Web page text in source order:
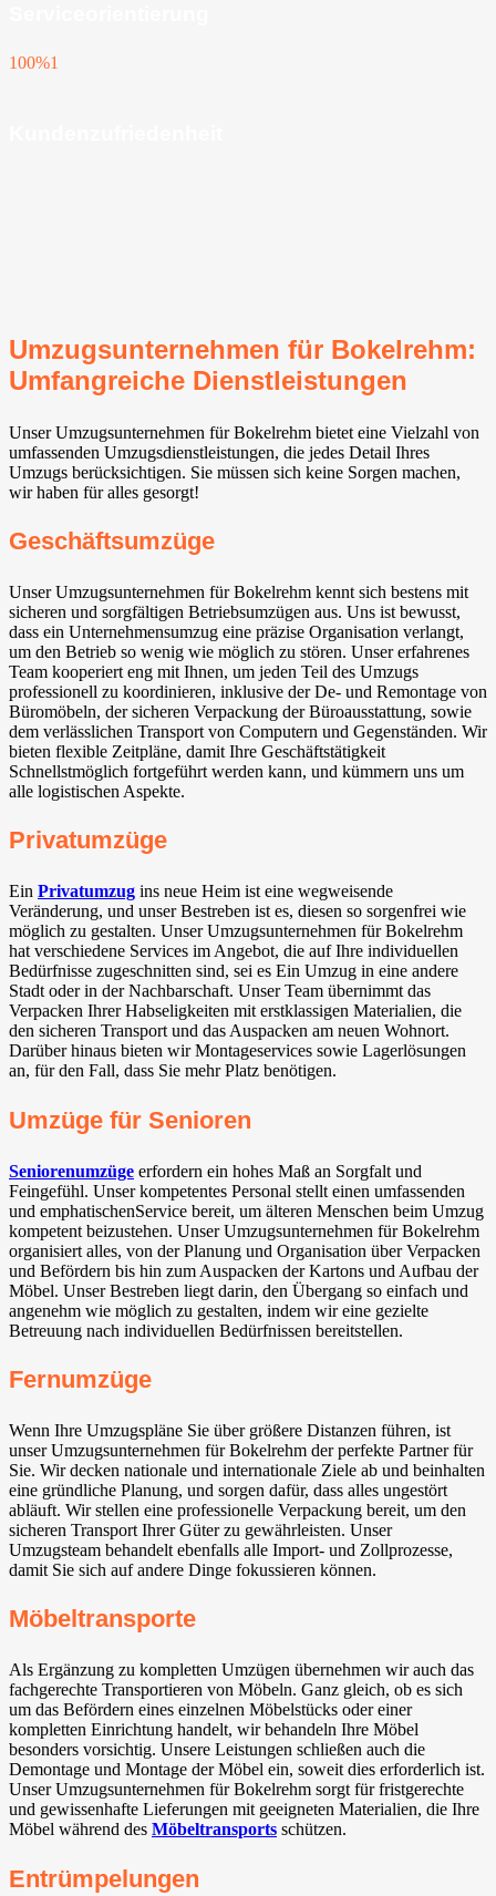
100%1
Umzugsunternehmen für Bokelrehm:
Umfangreiche Dienstleistungen
Unser Umzugsunternehmen für Bokelrehm bietet eine Vielzahl von
umfassenden Umzugsdienstleistungen, die jedes Detail Ihres
Umzugs berücksichtigen. Sie müssen sich keine Sorgen machen,
wir haben für alles gesorgt!
Geschäftsumzüge
Unser Umzugsunternehmen für Bokelrehm kennt sich bestens mit
sicheren und sorgfältigen Betriebsumzügen aus. Uns ist bewusst,
dass ein Unternehmensumzug eine präzise Organisation verlangt,
um den Betrieb so wenig wie möglich zu stören. Unser erfahrenes
Team kooperiert eng mit Ihnen, um jeden Teil des Umzugs
professionell zu koordinieren, inklusive der De- und Remontage von
Büromöbeln, der sicheren Verpackung der Büroausstattung, sowie
dem verlässlichen Transport von Computern und Gegenständen. Wir
bieten flexible Zeitpläne, damit Ihre Geschäftstätigkeit
Schnellstmöglich fortgeführt werden kann, und kümmern uns um
alle logistischen Aspekte.
Privatumzüge
Ein Privatumzug ins neue Heim ist eine wegweisende
Veränderung, und unser Bestreben ist es, diesen so sorgenfrei wie
möglich zu gestalten. Unser Umzugsunternehmen für Bokelrehm
hat verschiedene Services im Angebot, die auf Ihre individuellen
Bedürfnisse zugeschnitten sind, sei es Ein Umzug in eine andere
Stadt oder in der Nachbarschaft. Unser Team übernimmt das
Verpacken Ihrer Habseligkeiten mit erstklassigen Materialien, die
den sicheren Transport und das Auspacken am neuen Wohnort.
Darüber hinaus bieten wir Montageservices sowie Lagerlösungen
an, für den Fall, dass Sie mehr Platz benötigen.
Umzüge für Senioren
Seniorenumzüge erfordern ein hohes Maß an Sorgfalt und
Feingefühl. Unser kompetentes Personal stellt einen umfassenden
und emphatischenService bereit, um älteren Menschen beim Umzug
kompetent beizustehen. Unser Umzugsunternehmen für Bokelrehm
organisiert alles, von der Planung und Organisation über Verpacken
und Befördern bis hin zum Auspacken der Kartons und Aufbau der
Möbel. Unser Bestreben liegt darin, den Übergang so einfach und
angenehm wie möglich zu gestalten, indem wir eine gezielte
Betreuung nach individuellen Bedürfnissen bereitstellen.
Fernumzüge
Wenn Ihre Umzugspläne Sie über größere Distanzen führen, ist
unser Umzugsunternehmen für Bokelrehm der perfekte Partner für
Sie. Wir decken nationale und internationale Ziele ab und beinhalten
eine gründliche Planung, und sorgen dafür, dass alles ungestört
abläuft. Wir stellen eine professionelle Verpackung bereit, um den
sicheren Transport Ihrer Güter zu gewährleisten. Unser
Umzugsteam behandelt ebenfalls alle Import- und Zollprozesse,
damit Sie sich auf andere Dinge fokussieren können.
Möbeltransporte
Als Ergänzung zu kompletten Umzügen übernehmen wir auch das
fachgerechte Transportieren von Möbeln. Ganz gleich, ob es sich
um das Befördern eines einzelnen Möbelstücks oder einer
kompletten Einrichtung handelt, wir behandeln Ihre Möbel
besonders vorsichtig. Unsere Leistungen schließen auch die
Demontage und Montage der Möbel ein, soweit dies erforderlich ist.
Unser Umzugsunternehmen für Bokelrehm sorgt für fristgerechte
und gewissenhafte Lieferungen mit geeigneten Materialien, die Ihre
Möbel während des Möbeltransports schützen.
Entrümpelungen